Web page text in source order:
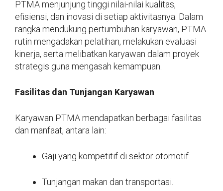
PTMA menjunjung tinggi nilai-nilai kualitas,
efisiensi, dan inovasi di setiap aktivitasnya. Dalam
rangka mendukung pertumbuhan karyawan, PTMA
rutin mengadakan pelatihan, melakukan evaluasi
kinerja, serta melibatkan karyawan dalam proyek
strategis guna mengasah kemampuan.
Fasilitas dan Tunjangan Karyawan
Karyawan PTMA mendapatkan berbagai fasilitas
dan manfaat, antara lain:
Gaji yang kompetitif di sektor otomotif.
Tunjangan makan dan transportasi.